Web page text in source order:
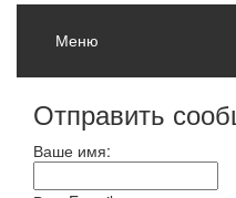
Меню
Отправить
Ваше имя: